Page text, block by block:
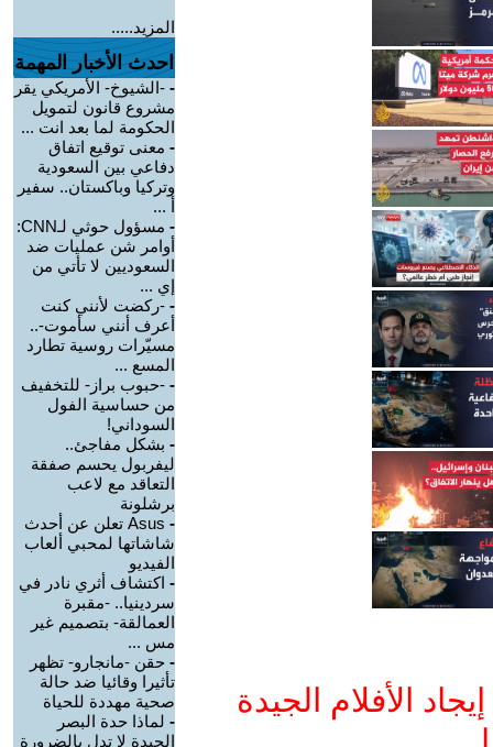
الأفلام الجيدة
المزيد.....
احدث الأخبار المهمة
- -الشيوخ- الأمريكي يقر
مشروع قانون لتمويل
الحكومة لما بعد انت ...
- معنى توقيع اتفاق
دفاعي بين السعودية
وتركيا وباكستان.. سفير
أ ...
-
مسؤول حوثي لـCNN:
أوامر شن عمليات ضد
السعوديين لا تأتي من
إي ...
- -ركضت لأنني كنت
أعرف أنني سأموت-..
مسيّرات روسية تطارد
المسع ...
- -حبوب براز- للتخفيف
من حساسية الفول
السوداني!
- بشكل مفاجئ..
ليفربول يحسم صفقة
التعاقد مع لاعب
برشلونة
-
Asus تعلن عن أحدث
شاشاتها لمحبي ألعاب
الفيديو
- اكتشاف أثري نادر في
سردينيا.. -مقبرة
العمالقة- بتصميم غير
مس ...
- حقن -مانجارو- تظهر
تأثيرا وقائيا ضد حالة
صحية مهددة للحياة
- لماذا حدة البصر
الجيدة لا تدل بالضرورة